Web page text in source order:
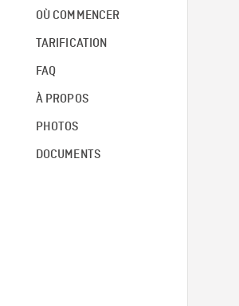
OÙ COMMENCER
TARIFICATION
FAQ
À PROPOS
PHOTOS
DOCUMENTS